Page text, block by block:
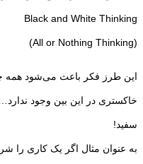
Black and White Thinking
(All or Nothing Thinking)
این طرز فکر باعث می‌شود همه
خاکستری در این بین وجود
سفید!
به عنوان مثال اگر یک کاری